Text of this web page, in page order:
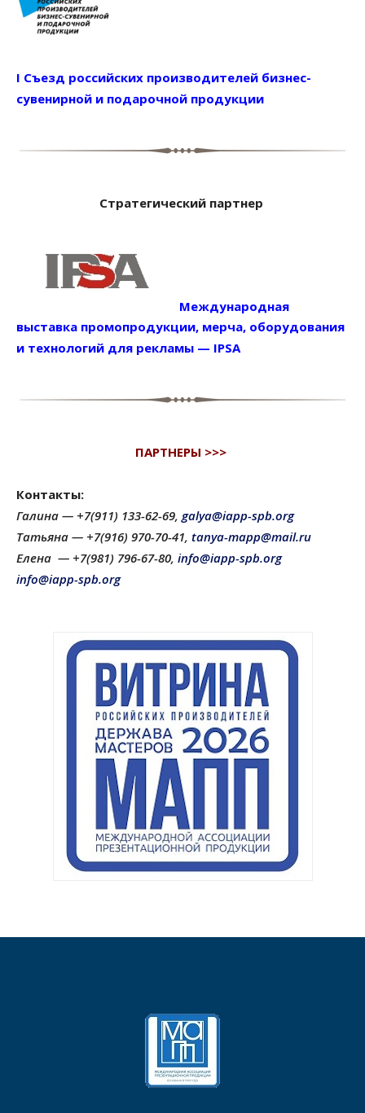
I Съезд российских производителей бизнес-
сувенирной и подарочной продукции
Стратегический партнер
Международная
выставка промопродукции, мерча, оборудования
и технологий для рекламы — IPSA
ПАРТНЕРЫ >>>
Контакты:
Галина — +7(911) 133-62-69, galya@iapp-spb.org
Татьяна — +7(916) 970-70-41, tanya-mapp@mail.ru
Елена — +7(981) 796-67-80, info@iapp-spb.org
info@iapp-spb.org